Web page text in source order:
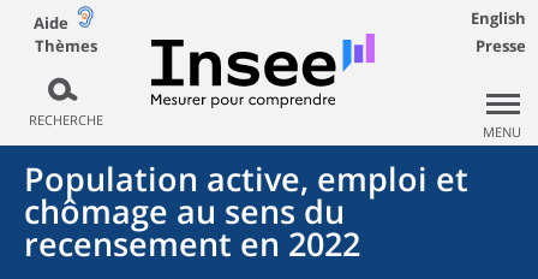
Aide
Thèmes
RECHERCHE
English
Presse
MENU
Population active, emploi et
chômage au sens du
recensement en 2022